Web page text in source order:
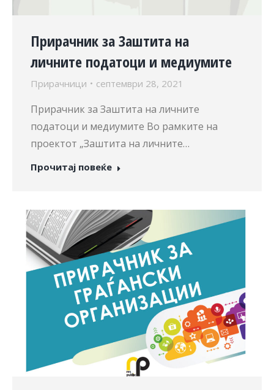
Прирачник за Заштита на
личните податоци и медиумите
Прирачници септември 28, 2021
Прирачник за Заштита на личните
податоци и медиумите Во рамките на
проектот „Заштита на личните…
Прочитај повеќе